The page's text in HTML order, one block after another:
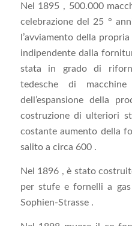
Nel 1895 , 500.000
celebrazione del 25 °
l’avviamento della
indipendente dalla
stata in grado di
tedesche di
dell’espansione della
costruzione di ulteriori
costante aumento della
salito a circa 600 .
Nel 1896 , è stato
per stufe e fornelli a
Sophien-Strasse .